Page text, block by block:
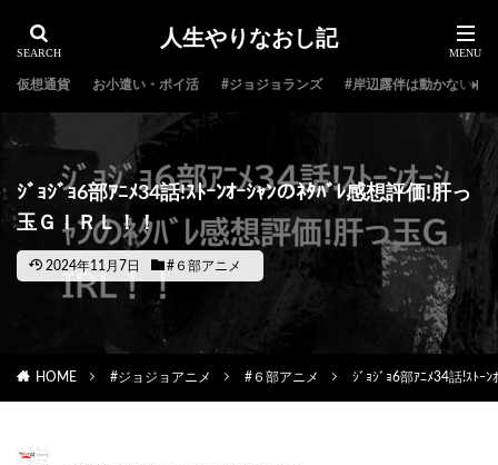
人生やりなおし記
仮想通貨 お小遣い・ポイ活 #ジョジョランズ #岸辺露伴は動かない
ｼﾞｮｼﾞｮ6部ｱﾆﾒ34話!ｽﾄｰﾝｵｰｼｬﾝのﾈﾀﾊﾞﾚ感想評価!肝っ
玉ＧＩＲＬ！！
2024年11月7日 #６部アニメ
HOME #ジョジョアニメ #６部アニメ ｼﾞｮｼﾞｮ6部ｱﾆﾒ34話!ｽﾄｰ